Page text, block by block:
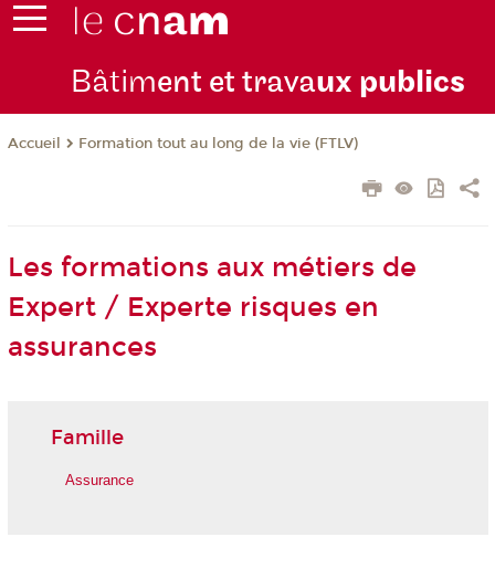
Bâtiment et travaux publics
Accueil Formation tout au long de la vie (FTLV)
Les formations aux métiers de
Expert / Experte risques en
assurances
Famille
Assurance